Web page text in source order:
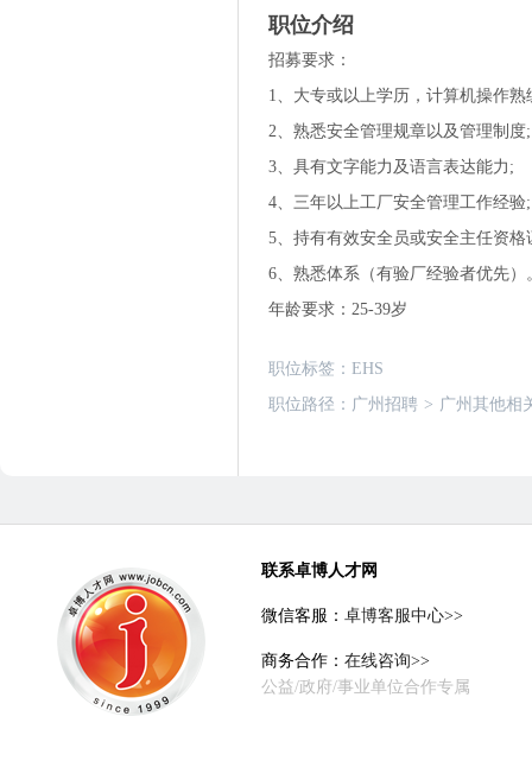
职位介绍
招募要求：
1、大专或以上学历，计算机操作熟
2、熟悉安全管理规章以及管理制度;
3、具有文字能力及语言表达能力;
4、三年以上工厂安全管理工作经验;
5、持有有效安全员或安全主任资格
6、熟悉体系（有验厂经验者优先）
年龄要求：25-39岁
职位标签： EHS
职位路径： 广州招聘 > 广州其他相
联系卓博人才网
微信客服： 卓博客服中心>>
商务合作： 在线咨询>>
公益/政府/事业单位合作专属